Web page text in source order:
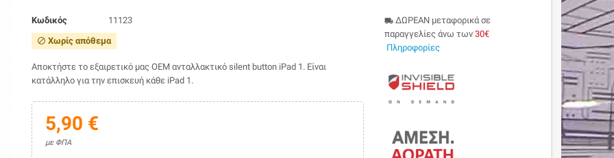
Κωδικός 11123
block Χωρίς απόθεμα
Αποκτήστε το εξαιρετικό μας ΟΕΜ ανταλλακτικό silent button iPad 1. Είναι
κατάλληλο για την επισκευή κάθε iPad 1.
5,90 €
με ΦΠΑ
local_shipping ΔΩΡΕΑΝ μεταφορικά σε
παραγγελίες άνω των 30€
Πληροφορίες